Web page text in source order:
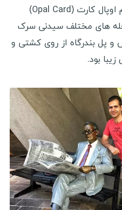
کارت حمل و نقل به اسم اوپال کارت (Opal Card)
های مختلف سیدنی سرک
پل بندرگاه از روی کشتی و
بود.